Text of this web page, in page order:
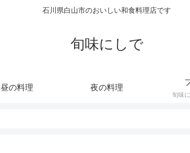
石川県白山市のおいしい和食料理店です
旬味にしで
昼の料理 夜の料理
旬味